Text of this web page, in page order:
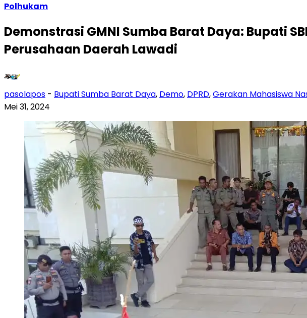
Polhukam
Demonstrasi GMNI Sumba Barat Daya: Bupati
Perusahaan Daerah Lawadi
pasolapos - Bupati Sumba Barat Daya, Demo, DPRD,Gerakan Mahasiswa
Mei 31, 2024